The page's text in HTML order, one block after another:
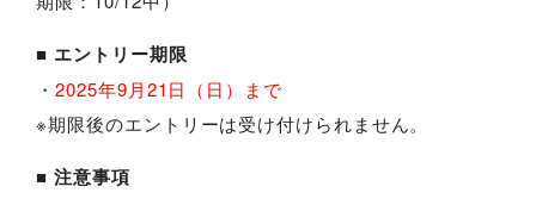
■ エントリー期限
・2025年9月21日（日）まで
※期限後のエントリーは受け付けられません。
■ 注意事項